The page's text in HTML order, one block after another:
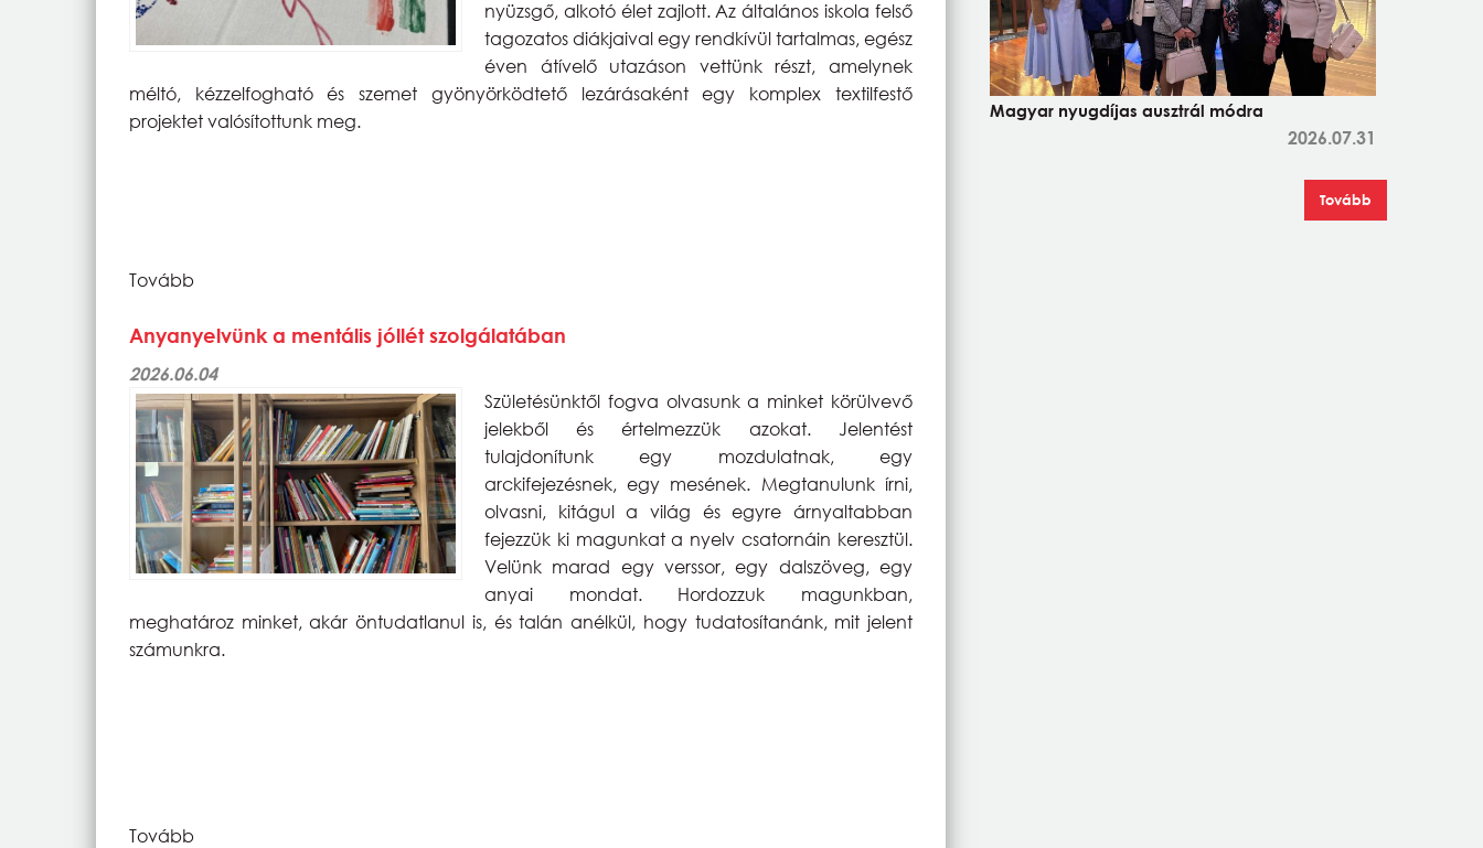
nyüzsgő, alkotó élet zajlott. Az általános iskola felső
tagozatos diákjaival egy rendkívül tartalmas, egész
éven átívelő utazáson vettünk részt, amelynek
méltó, kézzelfogható és szemet gyönyörködtető lezárásaként egy komplex textilfestő
projektet valósítottunk meg.
Tovább
Anyanyelvünk a mentális jóllét szolgálatában
2026.06.04
Születésünktől fogva olvasunk a minket körülvevő
jelekből és értelmezzük azokat. Jelentést
tulajdonítunk egy mozdulatnak, egy
arckifejezésnek, egy mesének. Megtanulunk írni,
olvasni, kitágul a világ és egyre árnyaltabban
fejezzük ki magunkat a nyelv csatornáin keresztül.
Velünk marad egy verssor, egy dalszöveg, egy
anyai mondat. Hordozzuk magunkban,
meghatároz minket, akár öntudatlanul is, és talán anélkül, hogy tudatosítanánk, mit jelent
számunkra.
Tovább
Magyar nyugdíjas ausztrál módra
2026.07.31
Tovább